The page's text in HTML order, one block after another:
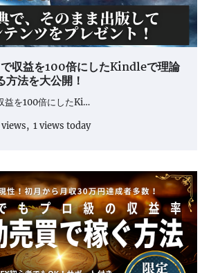
で収益を100倍にしたKindleで理論
法を大公開！
益を100倍にしたKi…
1 views today